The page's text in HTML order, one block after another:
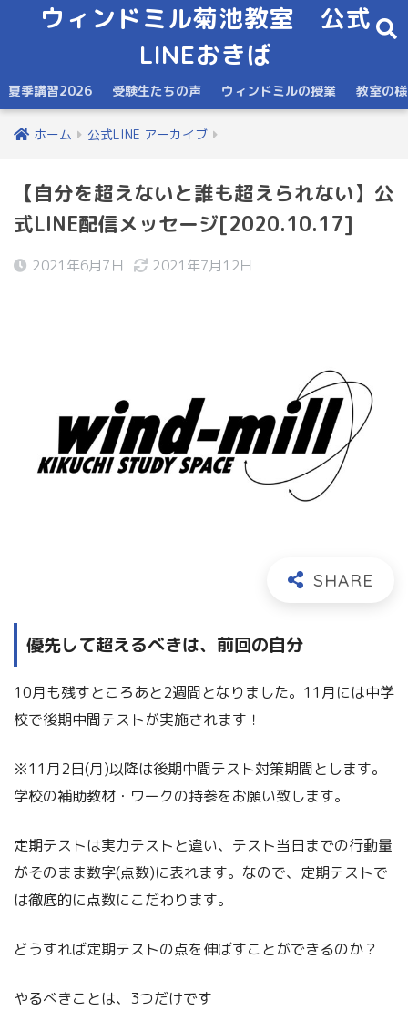
ウィンドミル菊池教室 公式
LINEおきば
夏季講習2026 受験生たちの声 ウィンドミルの授業 教室の
ホーム 公式LINE アーカイブ
【自分を超えないと誰も超えられない】公
式LINE配信メッセージ[2020.10.17]
2021年6月7日 2021年7月12日
優先して超えるべきは、前回の自分
10月も残すところあと2週間となりました。11月には中学
校で後期中間テストが実施されます！
※11月2日(月)以降は後期中間テスト対策期間とします。
学校の補助教材・ワークの持参をお願い致します。
定期テストは実力テストと違い、テスト当日までの行動量
がそのまま数字(点数)に表れます。なので、定期テストで
は徹底的に点数にこだわります。
どうすれば定期テストの点を伸ばすことができるのか？
やるべきことは、3つだけです